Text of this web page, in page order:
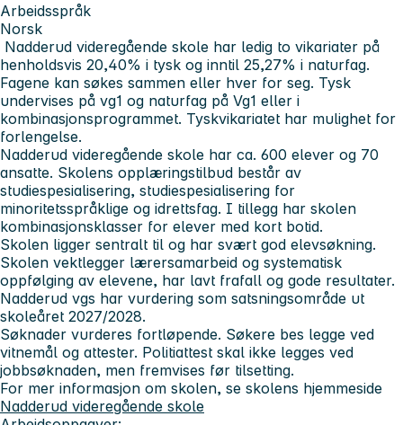
Arbeidsspråk
Norsk
Nadderud videregående skole har ledig to vikariater på
henholdsvis 20,40% i tysk og inntil 25,27% i naturfag.
Fagene kan søkes sammen eller hver for seg. Tysk
undervises på vg1 og naturfag på Vg1 eller i
kombinasjonsprogrammet. Tyskvikariatet har mulighet for
forlengelse.
Nadderud videregående skole har ca. 600 elever og 70
ansatte. Skolens opplæringstilbud består av
studiespesialisering, studiespesialisering for
minoritetsspråklige og idrettsfag. I tillegg har skolen
kombinasjonsklasser for elever med kort botid.
Skolen ligger sentralt til og har svært god elevsøkning.
Skolen vektlegger lærersamarbeid og systematisk
oppfølging av elevene, har lavt frafall og gode resultater.
Nadderud vgs har vurdering som satsningsområde ut
skoleåret 2027/2028.
Søknader vurderes fortløpende. Søkere bes legge ved
vitnemål og attester. Politiattest skal ikke legges ved
jobbsøknaden, men fremvises før tilsetting.
For mer informasjon om skolen, se skolens hjemmeside
Nadderud videregående skole